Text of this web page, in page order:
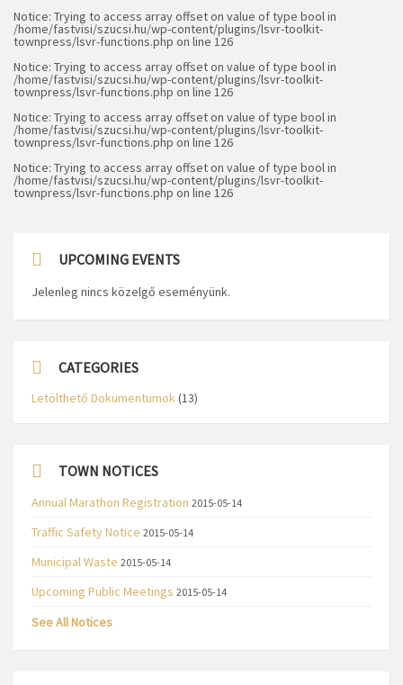
Notice: Trying to access array offset on value of type bool in
/home/fastvisi/szucsi.hu/wp-content/plugins/lsvr-toolkit-
townpress/lsvr-functions.php on line 126
Notice: Trying to access array offset on value of type bool in
/home/fastvisi/szucsi.hu/wp-content/plugins/lsvr-toolkit-
townpress/lsvr-functions.php on line 126
Notice: Trying to access array offset on value of type bool in
/home/fastvisi/szucsi.hu/wp-content/plugins/lsvr-toolkit-
townpress/lsvr-functions.php on line 126
Notice: Trying to access array offset on value of type bool in
/home/fastvisi/szucsi.hu/wp-content/plugins/lsvr-toolkit-
townpress/lsvr-functions.php on line 126
UPCOMING EVENTS
Jelenleg nincs közelgő eseményünk.
CATEGORIES
Letölthető Dokumentumok(13)
TOWN NOTICES
Annual Marathon Registration 2015-05-14
Traffic Safety Notice 2015-05-14
Municipal Waste 2015-05-14
Upcoming Public Meetings 2015-05-14
See All Notices